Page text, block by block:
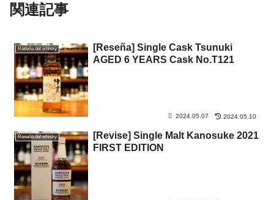
関連記事
Reseña del whisky
[Reseña] Single Cask Tsunuki
AGED 6 YEARS Cask No.T121
2024.05.07 2024.05.10
Reseña del whisky
[Revise] Single Malt Kanosuke 2021
FIRST EDITION